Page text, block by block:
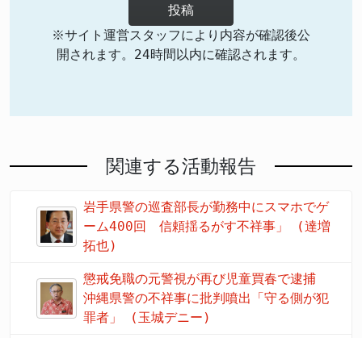
投稿
※サイト運営スタッフにより内容が確認後公
開されます。24時間以内に確認されます。
関連する活動報告
岩手県警の巡査部長が勤務中にスマホでゲ
ーム400回 信頼揺るがす不祥事」 (達増
拓也)
懲戒免職の元警視が再び児童買春で逮捕
沖縄県警の不祥事に批判噴出「守る側が犯
罪者」 (玉城デニー)